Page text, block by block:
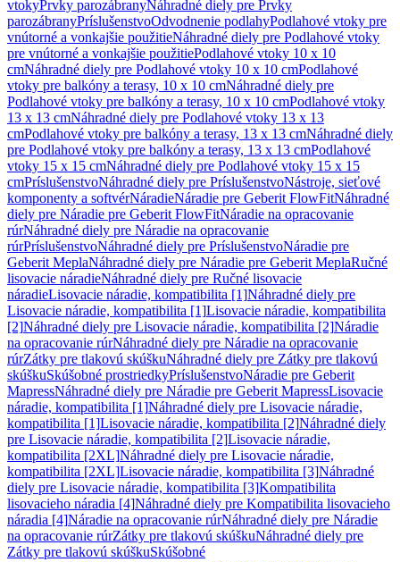
vtokyPrvky parozábranyNáhradné diely pre Prvky
parozábranyPríslušenstvoOdvodnenie podlahyPodlahové vtoky pre
vnútorné a vonkajšie použitieNáhradné diely pre Podlahové vtoky
pre vnútorné a vonkajšie použitiePodlahové vtoky 10 x 10
cmNáhradné diely pre Podlahové vtoky 10 x 10 cmPodlahové
vtoky pre balkóny a terasy, 10 x 10 cmNáhradné diely pre
Podlahové vtoky pre balkóny a terasy, 10 x 10 cmPodlahové vtoky
13 x 13 cmNáhradné diely pre Podlahové vtoky 13 x 13
cmPodlahové vtoky pre balkóny a terasy, 13 x 13 cmNáhradné diely
pre Podlahové vtoky pre balkóny a terasy, 13 x 13 cmPodlahové
vtoky 15 x 15 cmNáhradné diely pre Podlahové vtoky 15 x 15
cmPríslušenstvoNáhradné diely pre PríslušenstvoNástroje, sieťové
komponenty a softvérNáradieNáradie pre Geberit FlowFitNáhradné
diely pre Náradie pre Geberit FlowFitNáradie na opracovanie
rúrNáhradné diely pre Náradie na opracovanie
rúrPríslušenstvoNáhradné diely pre PríslušenstvoNáradie pre
Geberit MeplaNáhradné diely pre Náradie pre Geberit MeplaRučné
lisovacie náradieNáhradné diely pre Ručné lisovacie
náradieLisovacie náradie, kompatibilita [1]Náhradné diely pre
Lisovacie náradie, kompatibilita [1]Lisovacie náradie, kompatibilita
[2]Náhradné diely pre Lisovacie náradie, kompatibilita [2]Náradie
na opracovanie rúrNáhradné diely pre Náradie na opracovanie
rúrZátky pre tlakovú skúškuNáhradné diely pre Zátky pre tlakovú
skúškuSkúšobné prostriedkyPríslušenstvoNáradie pre Geberit
MapressNáhradné diely pre Náradie pre Geberit MapressLisovacie
náradie, kompatibilita [1]Náhradné diely pre Lisovacie náradie,
kompatibilita [1]Lisovacie náradie, kompatibilita [2]Náhradné diely
pre Lisovacie náradie, kompatibilita [2]Lisovacie náradie,
kompatibilita [2XL]Náhradné diely pre Lisovacie náradie,
kompatibilita [2XL]Lisovacie náradie, kompatibilita [3]Náhradné
diely pre Lisovacie náradie, kompatibilita [3]Kompatibilita
lisovacieho náradia [4]Náhradné diely pre Kompatibilita lisovacieho
náradia [4]Náradie na opracovanie rúrNáhradné diely pre Náradie
na opracovanie rúrZátky pre tlakovú skúškuNáhradné diely pre
Zátky pre tlakovú skúškuSkúšobné